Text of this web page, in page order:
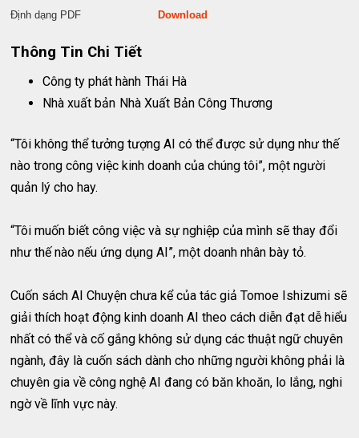
Định dạng PDFDownload
Thông Tin Chi Tiết
Công ty phát hành Thái Hà
Nhà xuất bản Nhà Xuất Bản Công Thương
“Tôi không thể tưởng tượng AI có thể được sử dụng như thế
nào trong công việc kinh doanh của chúng tôi”, một người
quản lý cho hay.
“Tôi muốn biết công việc và sự nghiệp của mình sẽ thay đổi
như thế nào nếu ứng dụng AI”, một doanh nhân bày tỏ.
Cuốn sách AI Chuyện chưa kể của tác giả Tomoe Ishizumi sẽ
giải thích hoạt động kinh doanh AI theo cách diễn đạt dễ hiểu
nhất có thể và cố gắng không sử dụng các thuật ngữ chuyên
ngành, đây là cuốn sách dành cho những người không phải là
chuyên gia về công nghệ AI đang có băn khoăn, lo lắng, nghi
ngờ về lĩnh vực này.